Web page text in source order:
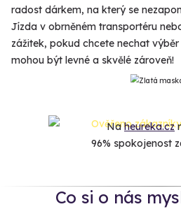
radost dárkem, na který se
Jízda v obrněném transportéru
zážitek, pokud chcete nechat
mohou být levné a skvělé zároveň!
Naheureka.cz
96% spokojenost
Co si o nás